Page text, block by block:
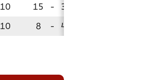
10 15 - 30
10 8 - 43